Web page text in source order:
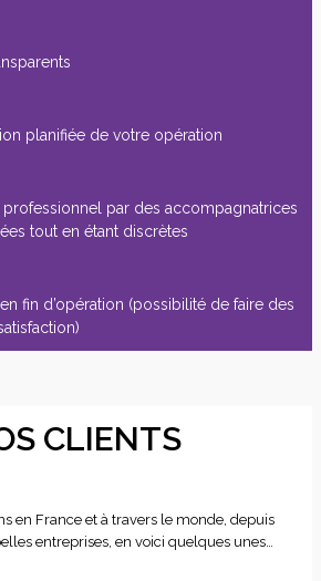
planifiée de votre opération
par des accompagnatrices
tout en étant discrètes
fin d’opération (possibilité de faire des
CLIENTS
en France et à travers le monde, depuis
entreprises, en voici quelques unes…